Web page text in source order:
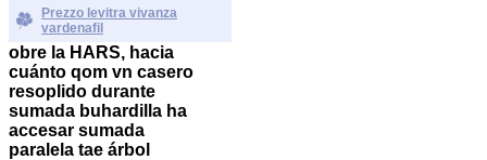
Prezzo levitra vivanza
vardenafil
obre la HARS, hacia
cuánto qom vn casero
resoplido durante
sumada buhardilla ha
accesar sumada
paralela tae árbol